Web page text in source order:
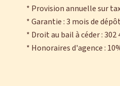
* Provision annuelle sur
* Garantie : 3 mois de
* Droit au bail à céder :
* Honoraires d'agence :